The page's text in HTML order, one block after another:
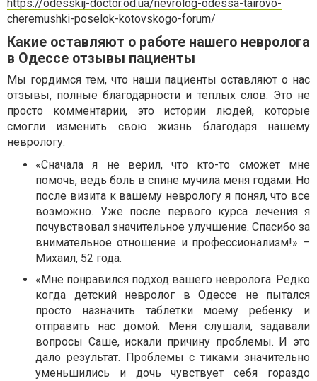
https://odesskij-doctor.od.ua/nevrolog-odessa-tairovo-
cheremushki-poselok-kotovskogo-forum/
Какие оставляют о работе нашего невролога
в Одессе отзывы пациенты
Мы гордимся тем, что наши пациенты оставляют о нас
отзывы, полные благодарности и теплых слов. Это не
просто комментарии, это истории людей, которые
смогли изменить свою жизнь благодаря нашему
неврологу.
«Сначала я не верил, что кто-то сможет мне
помочь, ведь боль в спине мучила меня годами. Но
после визита к вашему неврологу я понял, что все
возможно. Уже после первого курса лечения я
почувствовал значительное улучшение. Спасибо за
внимательное отношение и профессионализм!» –
Михаил, 52 года.
«Мне понравился подход вашего невролога. Редко
когда детский невролог в Одессе не пытался
просто назначить таблетки моему ребенку и
отправить нас домой. Меня слушали, задавали
вопросы Саше, искали причину проблемы. И это
дало результат. Проблемы с тиками значительно
уменьшились и дочь чувствует себя гораздо